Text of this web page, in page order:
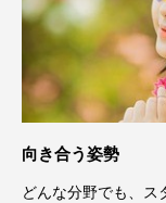
向き合う姿勢
どんな分野でも、ス